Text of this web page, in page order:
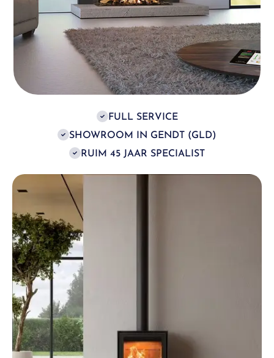
FULL SERVICE
SHOWROOM IN GENDT (GLD)
RUIM 45 JAAR SPECIALIST